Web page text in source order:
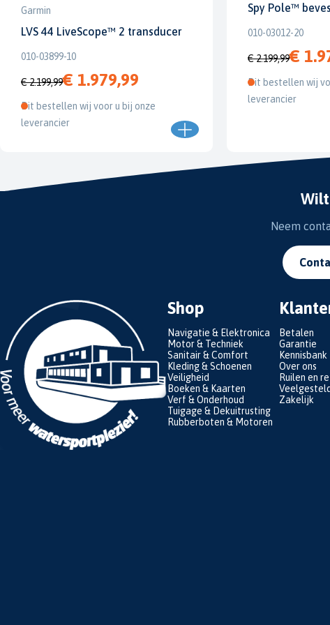
Garmin
LVS 44 LiveScope™ 2 transducer
010-03899-10
€ 2.199,99€ 1.979,99
Dit bestellen wij voor u bij onze
leverancier
Spy Pole™
010-03012-20
€ 2.199,99€
Dit bestellen wij
leverancier
Neem
Shop
Navigatie & Elektronica
Motor & Techniek
Sanitair & Comfort
Kleding & Schoenen
Veiligheid
Boeken & Kaarten
Verf & Onderhoud
Tuigage & Dekuitrusting
Rubberboten & Motoren
Betalen
Garantie
Kennisbank
Over ons
Ruilen en
Zakelijk